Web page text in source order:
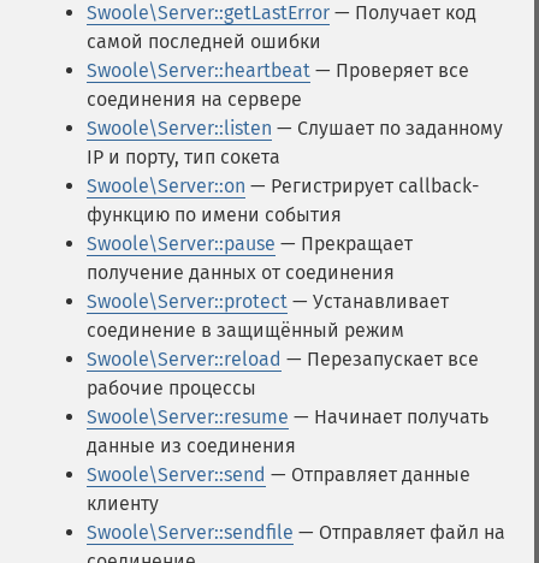
Swoole\Server::getLastError — Получает код
самой последней ошибки
Swoole\Server::heartbeat — Проверяет все
соединения на сервере
Swoole\Server::listen — Слушает по заданному
IP и порту, тип сокета
Swoole\Server::on — Регистрирует callback-
функцию по имени события
Swoole\Server::pause — Прекращает
получение данных от соединения
Swoole\Server::protect — Устанавливает
соединение в защищённый режим
Swoole\Server::reload — Перезапускает все
рабочие процессы
Swoole\Server::resume — Начинает получать
данные из соединения
Swoole\Server::send — Отправляет данные
клиенту
Swoole\Server::sendfile — Отправляет файл на